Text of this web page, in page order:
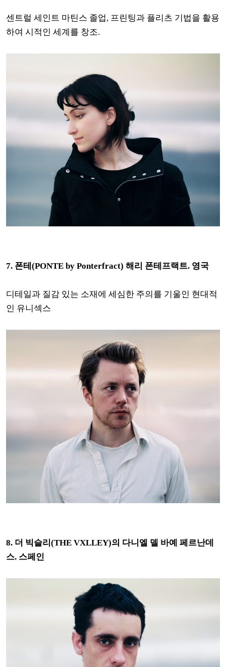
센트럴 세인트 마틴스 졸업, 프린팅과 플리츠 기법을 활용
하여 시적인 세계를 창조.
7. 폰테(PONTE by Ponterfract) 해리 폰테프랙트. 영국
디테일과 질감 있는 소재에 세심한 주의를 기울인 현대적
인 유니섹스
8. 더 빅슬리(THE VXLLEY)의 다니엘 델 바예 페르난데
스. 스페인